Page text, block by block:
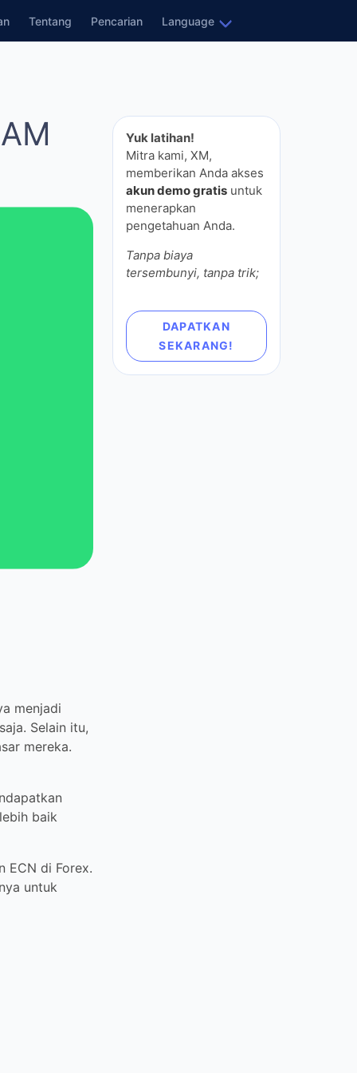
Tentang Pencarian Language
online dan
dapat
para
secara
transaksi.
trader
Yuk latihan!
Mitra kami, XM,
memberikan Anda akses
akun demo gratisuntuk
menerapkan pengetahuan
Anda.
Tanpa biaya tersembunyi,
tanpa trik;
DAPATKAN
SEKARANG!